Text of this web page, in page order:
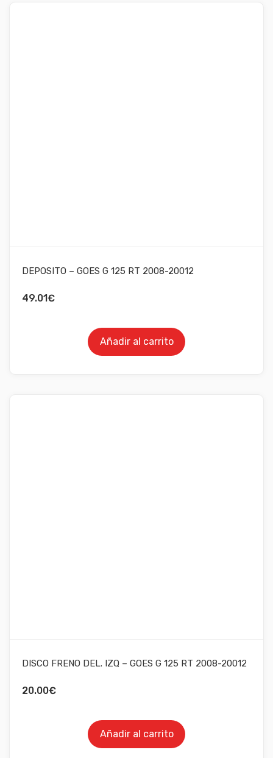
DEPOSITO – GOES G 125 RT 2008-20012
49.01€
Añadir al carrito
DISCO FRENO DEL. IZQ – GOES G 125 RT 2008-20012
20.00€
Añadir al carrito